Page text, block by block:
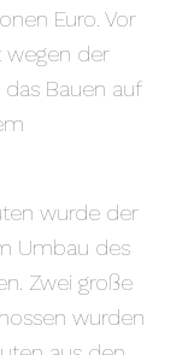
Euro. Vor
wegen der
Bauen auf
wurde der
Umbau des
Zwei große
wurden